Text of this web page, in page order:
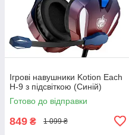
Ігрові навушники Kotion Each
H-9 з підсвіткою (Синій)
Готово до відправки
849 ₴ 1 099 ₴